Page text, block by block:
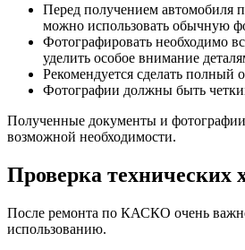
Перед получением автомобиля
можно использовать обычную
Фотографировать необходимо
уделить особое внимание
Рекомендуется сделать полный
Фотографии должны быть
Полученные документы и фотографии
возможной необходимости.
Проверка технических
После ремонта по КАСКО очень важно
использованию.